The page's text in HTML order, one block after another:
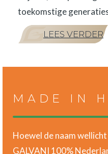
toekomstige
LEES VERDER
MADE IN
Hoewel de naam
GALVANI 100%